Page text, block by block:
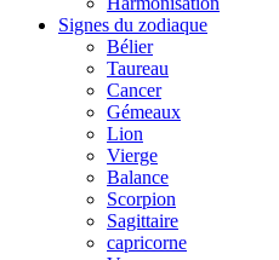
Signes du zodiaque
Bélier
Taureau
Cancer
Gémeaux
Lion
Vierge
Balance
Scorpion
Sagittaire
capricorne